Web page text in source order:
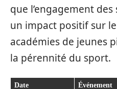
que l’engagement
un impact positif sur
académies de jeunes
la pérennité du sport.
Date Événement